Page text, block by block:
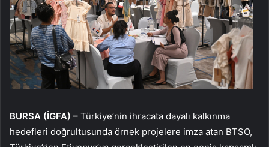
BURSA (İGFA) – Türkiye’nin ihracata dayalı kalkınma
hedefleri doğrultusunda örnek projelere imza atan BTSO,